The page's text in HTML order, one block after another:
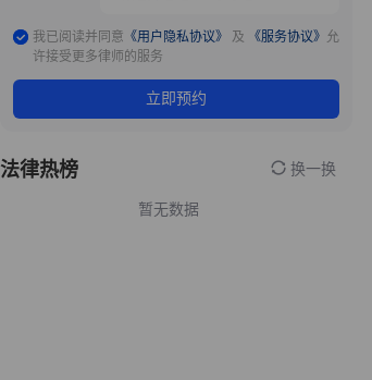
我已阅读并同意 《用户隐私协议》 及 《服务协议》 允
许接受更多律师的服务
立即预约
法律热榜 换一换
暂无数据